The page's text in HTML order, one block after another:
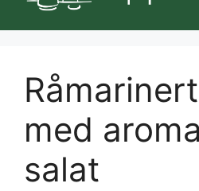
med
salat